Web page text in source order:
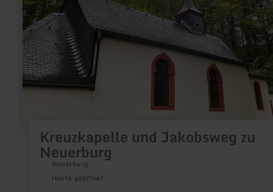
Kreuzkapelle und Jakobsweg zu
Neuerburg
Neuerburg
Heute geöffnet